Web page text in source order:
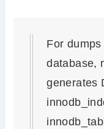
For
database,
generates